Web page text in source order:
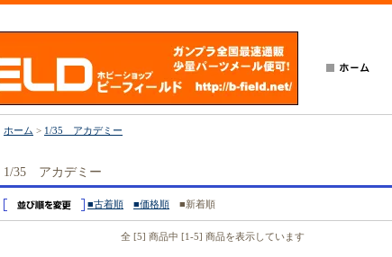
ホーム > 1/35 アカデミー
1/35 アカデミー
■古着順 ■価格順 ■新着順
全 [5] 商品中 [1-5] 商品を表示しています